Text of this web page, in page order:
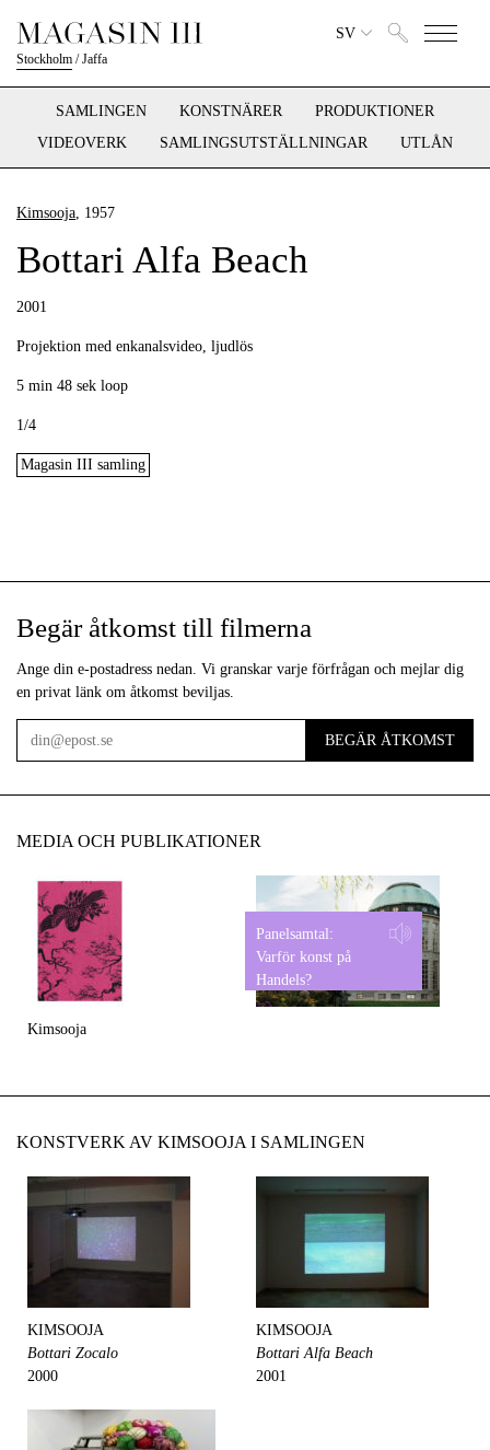
Stockholm /Jaffa
SV
SAMLINGEN KONSTNÄRER
PRODUKTIONER
VIDEOVERK
SAMLINGSUTSTÄLLNINGAR UTLÅN
Kimsooja, 1957
Bottari Alfa Beach
2001
Projektion med enkanalsvideo, ljudlös
5 min 48 sek loop
1/4
Magasin III samling
Begär åtkomst till filmerna
Ange din e-postadress nedan. Vi granskar varje förfrågan och mejlar dig
en privat länk om åtkomst beviljas.
BEGÄR ÅTKOMST
MEDIA OCH PUBLIKATIONER
Kimsooja
Panelsamtal:
Varför konst på
Handels?
KONSTVERK AV KIMSOOJA I SAMLINGEN
KIMSOOJA
Bottari Zocalo
2000
KIMSOOJA
Bottari Alfa Beach
2001